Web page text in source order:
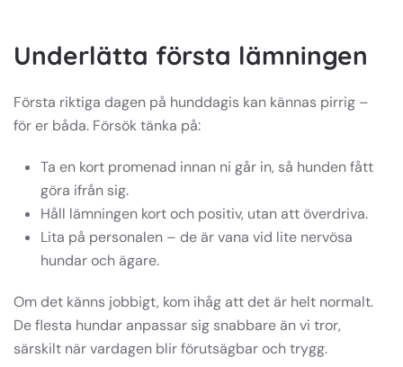
Underlätta första lämningen
Första riktiga dagen på hunddagis kan kännas pirrig –
för er båda. Försök tänka på:
Ta en kort promenad innan ni går in, så hunden fått
göra ifrån sig.
Håll lämningen kort och positiv, utan att överdriva.
Lita på personalen – de är vana vid lite nervösa
hundar och ägare.
Om det känns jobbigt, kom ihåg att det är helt normalt.
De flesta hundar anpassar sig snabbare än vi tror,
särskilt när vardagen blir förutsägbar och trygg.